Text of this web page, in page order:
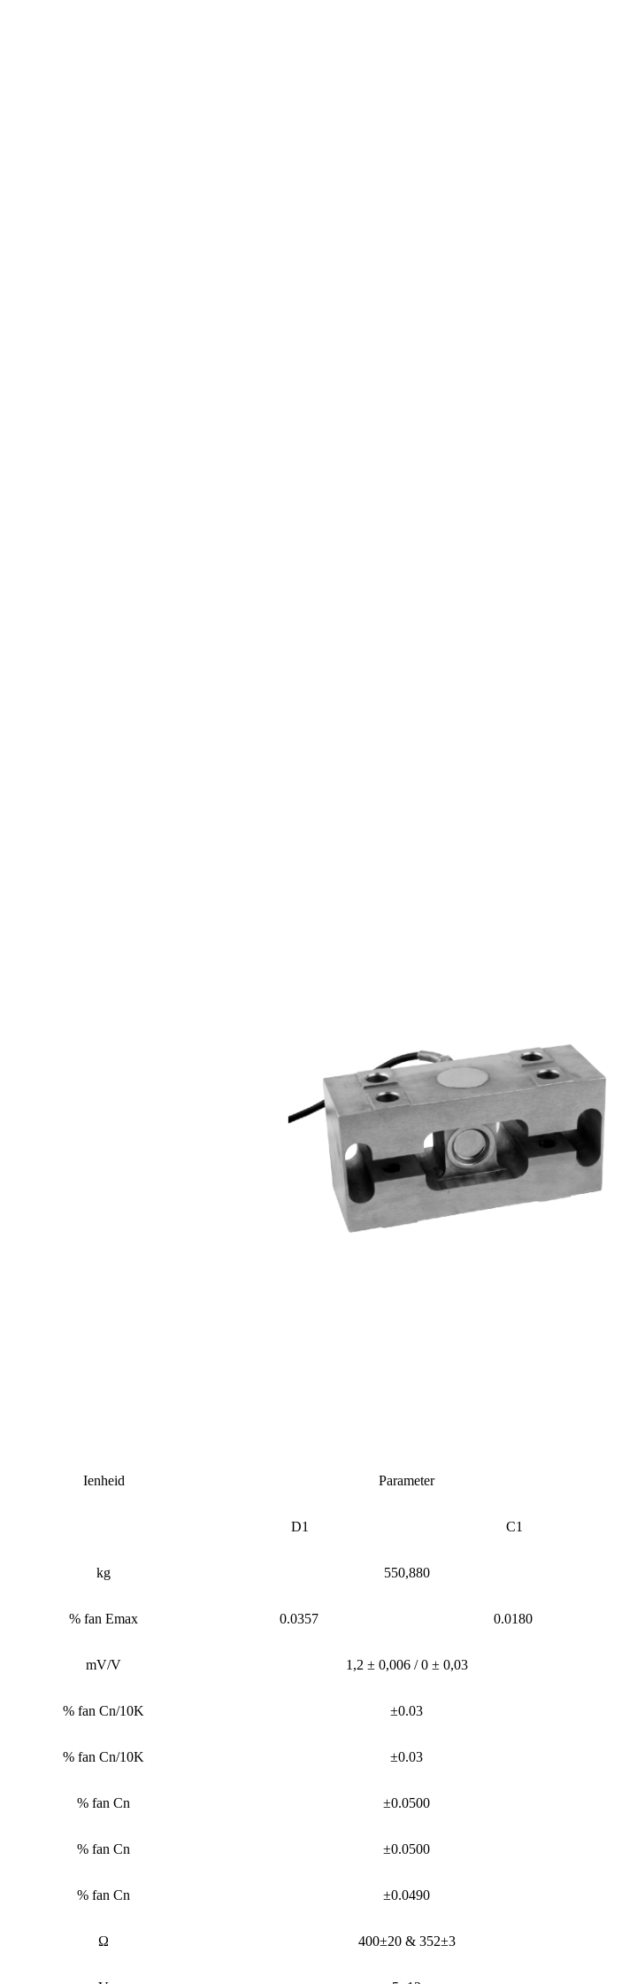
Ienheid Parameter
D1 C1
kg 550,880
% fan Emax 0.0357 0.0180
mV/V 1,2 ± 0,006 / 0 ± 0,03
% fan Cn/10K ±0.03
% fan Cn/10K ±0.03
% fan Cn ±0.0500
% fan Cn ±0.0500
% fan Cn ±0.0490
Ω 400±20 & 352±3